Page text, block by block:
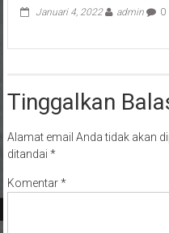
Januari 4, 2022 admin 0
Tinggalkan
Alamat email Anda tidak akan
ditandai *
Komentar*